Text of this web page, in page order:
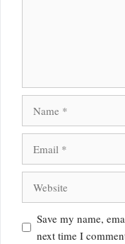
Save my name,
next time I